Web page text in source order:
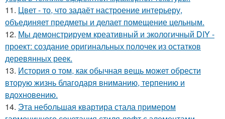
11. Цвет - то, что задаёт настроение интерьеру,
объединяет предметы и делает помещение цельным.
12. Мы демонстрируем креативный и экологичный DIY -
проект: создание оригинальных полочек из остатков
деревянных реек.
13. История о том, как обычная вещь может обрести
вторую жизнь благодаря вниманию, терпению и
вдохновению.
14. Эта небольшая квартира стала примером